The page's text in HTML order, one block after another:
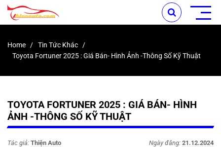
Home
Tin Tức Khác
Toyota Fortuner 2025 : Giá Bán- Hình Ảnh -Thông Số Kỹ Thuật
TOYOTA FORTUNER 2025 : GIÁ BÁN- HÌNH
ẢNH -THÔNG SỐ KỸ THUẬT
Tác giả: Thiện Auto Ngày đăng: 21.12.2024